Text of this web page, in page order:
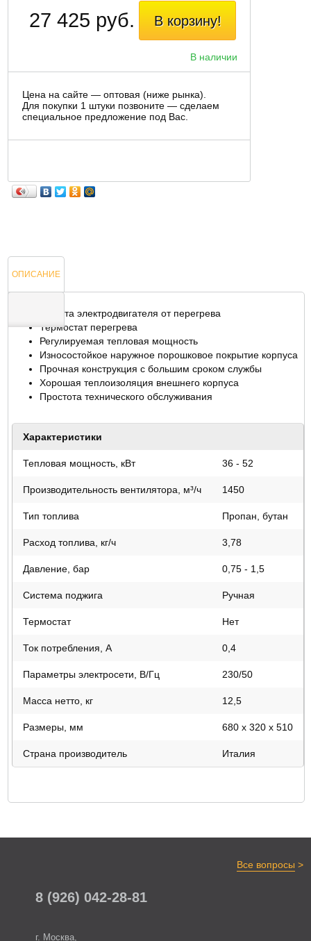
В корзину!
В наличии
27 425 руб.
Цена на сайте — оптовая (ниже рынка).
Для покупки 1 штуки позвоните — сделаем
специальное предложение под Вас.
ОПИСАНИЕ
ОТЗЫВЫ
Защита электродвигателя от перегрева
Термостат перегрева
Регулируемая тепловая мощность
Износостойкое наружное порошковое покрытие корпуса
Прочная конструкция с большим сроком службы
Хорошая теплоизоляция внешнего корпуса
Простота технического обслуживания
Характеристики
Тепловая мощность, кВт 36 - 52
Производительность вентилятора, м³/ч 1450
Тип топлива Пропан, бутан
Расход топлива, кг/ч 3,78
Давление, бар 0,75 - 1,5
Система поджига Ручная
Термостат Нет
Ток потребления, А 0,4
Параметры электросети, В/Гц 230/50
Масса нетто, кг 12,5
Размеры, мм 680 x 320 x 510
Страна производитель Италия
Все вопросы >
8 (926) 042-28-81
г. Москва,